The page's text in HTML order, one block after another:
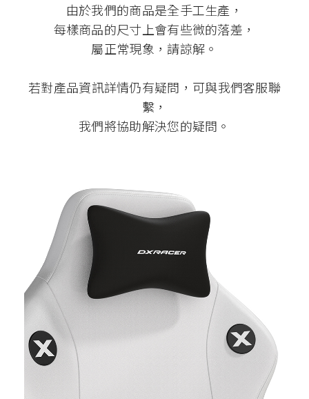
由於我們的商品是全手工生產，
每樣商品的尺寸上會有些微的落差，
屬正常現象，請諒解。
若對產品資訊詳情仍有疑問，可與我們客服聯
繫，
我們將協助解決您的疑問。